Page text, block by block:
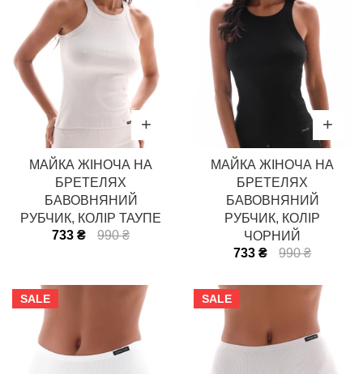
МАЙКА ЖІНОЧА НА
БРЕТЕЛЯХ
БАВОВНЯНИЙ
РУБЧИК, КОЛІР ТАУПЕ
733 ₴
990 ₴
МАЙКА ЖІНОЧА НА
БРЕТЕЛЯХ
БАВОВНЯНИЙ
РУБЧИК, КОЛІР
ЧОРНИЙ
733 ₴
990 ₴
SALE SALE